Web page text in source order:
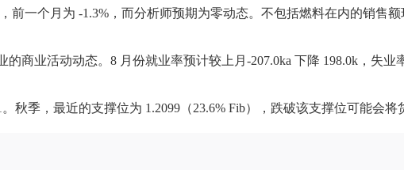
前一个月为 -1.3%，而分析师预期为零动态。不包括燃料在内的销售
商业活动动态。8 月份就业率预计较上月-207.0ka 下降 198.0k，失
秋季，最近的支撑位为 1.2099（23.6% Fib），跌破该支撑位可能会将